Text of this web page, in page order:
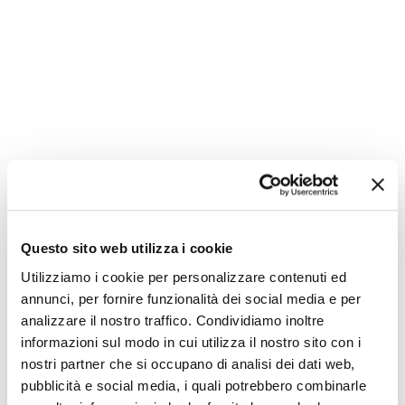
Questo sito web utilizza i cookie
Utilizziamo i cookie per personalizzare contenuti ed
annunci, per fornire funzionalità dei social media e per
analizzare il nostro traffico. Condividiamo inoltre
informazioni sul modo in cui utilizza il nostro sito con i
nostri partner che si occupano di analisi dei dati web,
pubblicità e social media, i quali potrebbero combinarle